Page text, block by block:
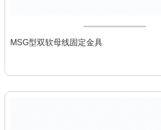
MSG型双软母线固定金具